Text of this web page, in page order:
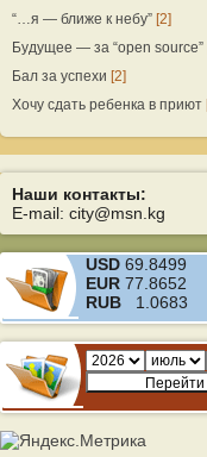
“…я — ближе к небу” [2]
Будущее — за “open source”
Бал за успехи [2]
Хочу сдать ребенка в приют
Наши контакты:
E-mail: city@msn.kg
USD 69.8499
EUR 77.8652
RUB 1.0683